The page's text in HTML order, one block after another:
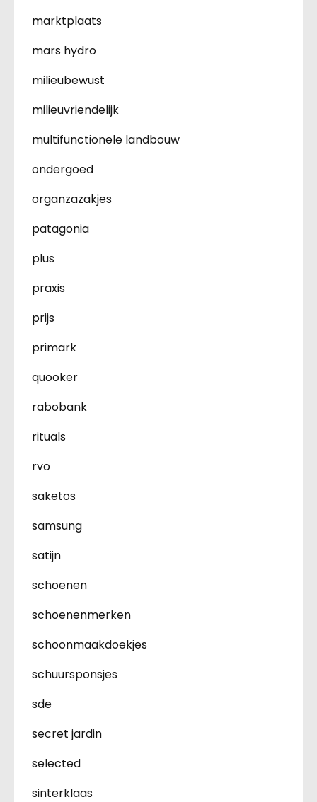
marktplaats
mars hydro
milieubewust
milieuvriendelijk
multifunctionele landbouw
ondergoed
organzazakjes
patagonia
plus
praxis
prijs
primark
quooker
rabobank
rituals
rvo
saketos
samsung
satijn
schoenen
schoenenmerken
schoonmaakdoekjes
schuursponsjes
sde
secret jardin
selected
sinterklaas